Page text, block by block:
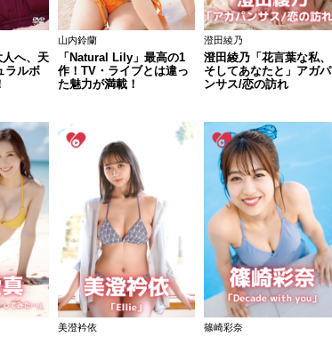
へ、天
ラルボ
山内鈴蘭
「Natural Lily」最高の1
作！TV・ライブとは違っ
た魅力が満載！
澄田綾乃
澄田綾乃「花言葉な私、
そしてあなたと」アガパ
ンサス/恋の訪れ
美澄衿依 篠崎彩奈